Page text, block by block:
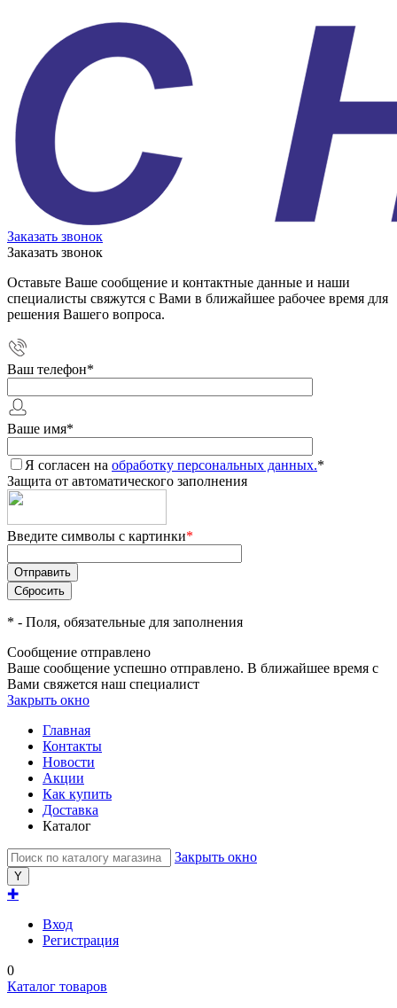
Заказать звонок
Заказать звонок
Оставьте Ваше сообщение и контактные данные и наши
специалисты свяжутся с Вами в ближайшее рабочее время для
решения Вашего вопроса.
Ваш телефон*
Ваше имя*
Я согласен на обработку персональных данных.*
Защита от автоматического заполнения
Введите символы с картинки*
* - Поля, обязательные для заполнения
Сообщение отправлено
Ваше сообщение успешно отправлено. В ближайшее время с
Вами свяжется наш специалист
Закрыть окно
Главная
Контакты
Новости
Акции
Как купить
Доставка
Каталог
Закрыть окно
✚
Вход
Регистрация
0
Каталог товаров